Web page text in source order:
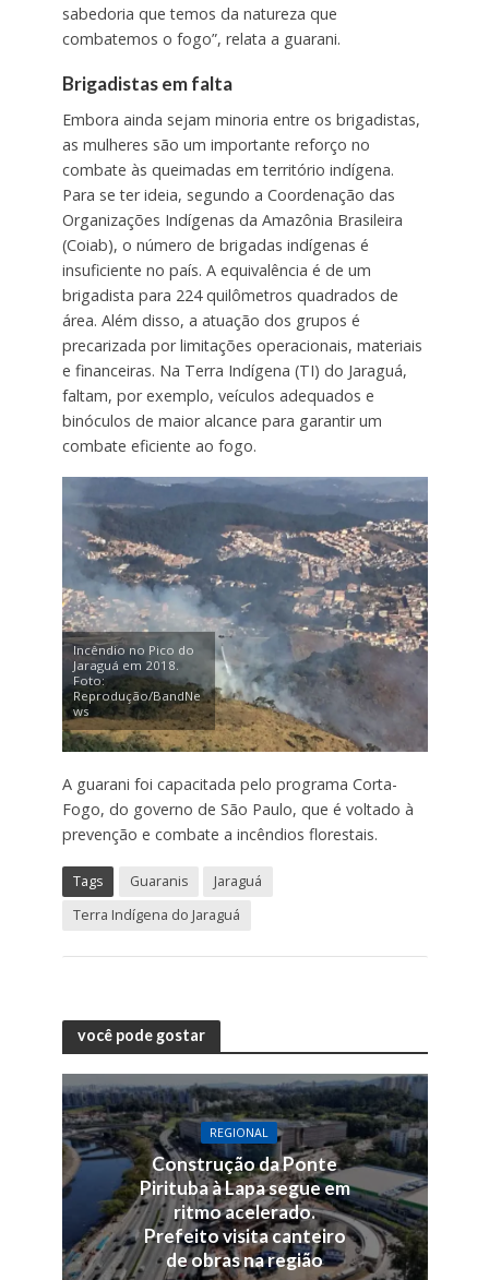
sabedoria que temos da natureza que
combatemos o fogo”, relata a guarani.
Brigadistas em falta
Embora ainda sejam minoria entre os brigadistas,
as mulheres são um importante reforço no
combate às queimadas em território indígena.
Para se ter ideia, segundo a Coordenação das
Organizações Indígenas da Amazônia Brasileira
(Coiab), o número de brigadas indígenas é
insuficiente no país. A equivalência é de um
brigadista para 224 quilômetros quadrados de
área. Além disso, a atuação dos grupos é
precarizada por limitações operacionais, materiais
e financeiras. Na Terra Indígena (TI) do Jaraguá,
faltam, por exemplo, veículos adequados e
binóculos de maior alcance para garantir um
combate eficiente ao fogo.
Incêndio no Pico do
Jaraguá em 2018.
Foto:
Reprodução/BandNe
ws
A guarani foi capacitada pelo programa Corta-
Fogo, do governo de São Paulo, que é voltado à
prevenção e combate a incêndios florestais.
Tags Guaranis
Jaraguá
Terra Indígena do Jaraguá
você pode gostar
REGIONAL
Construção da Ponte
Pirituba à Lapa segue em
ritmo acelerado.
Prefeito visita canteiro
de obras na região